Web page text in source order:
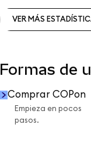
VER MÁS
Formas de
Comprar COPon
Empieza en pocos
pasos.